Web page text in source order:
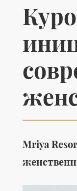
Коллекция
обуви
Mriya